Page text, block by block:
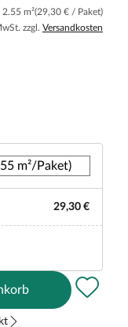
2.55 m²(29,30 € / Paket)
zzgl. Versandkosten
m²/Paket)
29,30 €